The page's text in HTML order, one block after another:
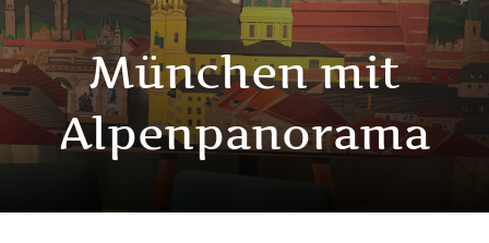
München mit
Alpenpanorama